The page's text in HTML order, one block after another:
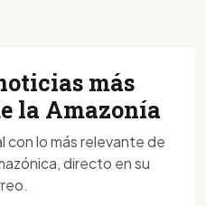
más
la Amazonía
con lo más relevante de
directo en su